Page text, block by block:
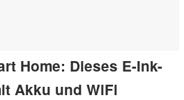
Home: Dieses E-Ink-
Akku und WiFi